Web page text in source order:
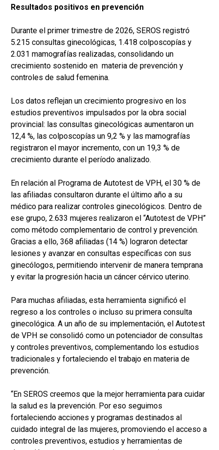
Resultados positivos en prevención
Durante el primer trimestre de 2026, SEROS registró
5.215 consultas ginecológicas, 1.418 colposcopías y
2.031 mamografías realizadas, consolidando un
crecimiento sostenido en materia de prevención y
controles de salud femenina.
Los datos reflejan un crecimiento progresivo en los
estudios preventivos impulsados por la obra social
provincial: las consultas ginecológicas aumentaron un
12,4 %, las colposcopías un 9,2 % y las mamografías
registraron el mayor incremento, con un 19,3 % de
crecimiento durante el período analizado.
En relación al Programa de Autotest de VPH, el 30 % de
las afiliadas consultaron durante el último año a su
médico para realizar controles ginecológicos. Dentro de
ese grupo, 2.633 mujeres realizaron el “Autotest de VPH”
como método complementario de control y prevención.
Gracias a ello, 368 afiliadas (14 %) lograron detectar
lesiones y avanzar en consultas específicas con sus
ginecólogos, permitiendo intervenir de manera temprana
y evitar la progresión hacia un cáncer cérvico uterino.
Para muchas afiliadas, esta herramienta significó el
regreso a los controles o incluso su primera consulta
ginecológica. A un año de su implementación, el Autotest
de VPH se consolidó como un potenciador de consultas
y controles preventivos, complementando los estudios
tradicionales y fortaleciendo el trabajo en materia de
prevención.
“En SEROS creemos que la mejor herramienta para cuidar
la salud es la prevención. Por eso seguimos
fortaleciendo acciones y programas destinados al
cuidado integral de las mujeres, promoviendo el acceso a
controles preventivos, estudios y herramientas de